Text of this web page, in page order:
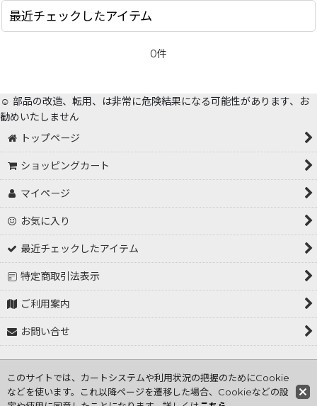
最近チェックしたアイテム
0件
☺️ 部品の改造、転用、は非常に危険結果になる可能性があります、お
勧めいたしません
トップページ
ショッピングカート
マイページ
お気に入り
最近チェックしたアイテム
特定商取引法表示
ご利用案内
お問い合せ
Copyright (C) 2001～2026 tokorozawa hasiden .All Rights
Reserved
このサイトでは、カートシステムや利用状況の把握のためにCookie
などを使います。これ以降ページを遷移した場合、Cookieなどの設